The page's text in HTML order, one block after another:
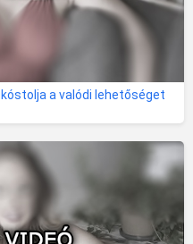
a valódi lehetőséget